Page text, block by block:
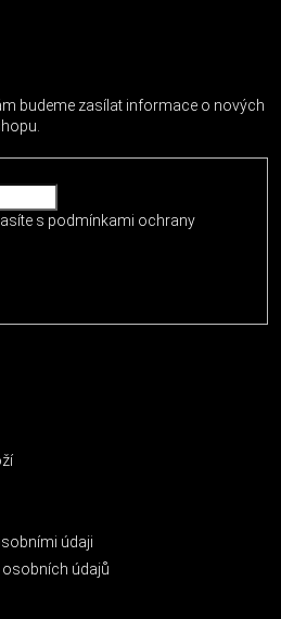
údaji
údajů
budeme zasílat informace o nových
s podmínkami ochrany